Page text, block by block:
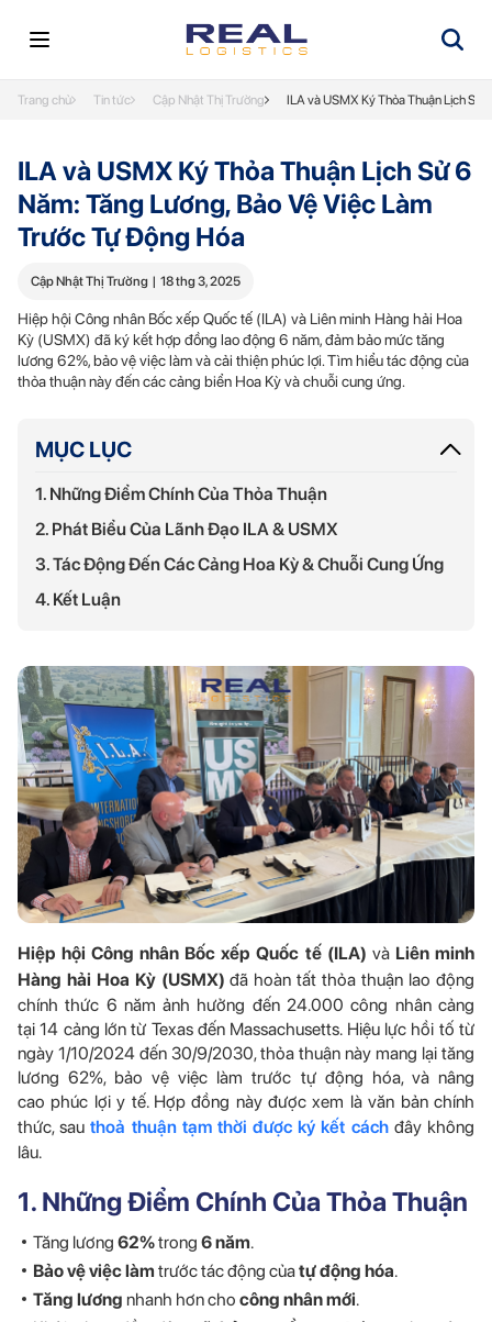
Trang chủ Tin tức Cập Nhật Thị Trường ILA và USMX Ký Thỏa Thuận Lịch Sử
ILA và USMX Ký Thỏa Thuận Lịch Sử 6
Năm: Tăng Lương, Bảo Vệ Việc Làm
Trước Tự Động Hóa
Cập Nhật Thị Trường | 18 thg 3, 2025
Hiệp hội Công nhân Bốc xếp Quốc tế (ILA) và Liên minh Hàng hải Hoa
Kỳ (USMX) đã ký kết hợp đồng lao động 6 năm, đảm bảo mức tăng
lương 62%, bảo vệ việc làm và cải thiện phúc lợi. Tìm hiểu tác động của
thỏa thuận này đến các cảng biển Hoa Kỳ và chuỗi cung ứng.
MỤC LỤC
1. Những Điểm Chính Của Thỏa Thuận
2. Phát Biểu Của Lãnh Đạo ILA & USMX
3. Tác Động Đến Các Cảng Hoa Kỳ & Chuỗi Cung Ứng
4. Kết Luận
Hiệp hội Công nhân Bốc xếp Quốc tế (ILA) vàLiên minh
Hàng hải Hoa Kỳ (USMX) đã hoàn tất thỏa thuận lao động
chính thức 6 năm ảnh hưởng đến 24.000 công nhân cảng
tại 14 cảng lớn từ Texas đến Massachusetts. Hiệu lực hồi tố từ
ngày 1/10/2024 đến 30/9/2030, thỏa thuận này mang lại tăng
lương 62%, bảo vệ việc làm trước tự động hóa, và nâng
cao phúc lợi y tế. Hợp đồng này được xem là văn bản chính
thức, sau thoả thuận tạm thời được ký kết cáchđây không
lâu.
1. Những Điểm Chính Của Thỏa Thuận
Tăng lương 62%trong 6 năm.
Bảo vệ việc làm trước tác động củatự động hóa.
Tăng lương nhanh hơn cho công nhân mới.